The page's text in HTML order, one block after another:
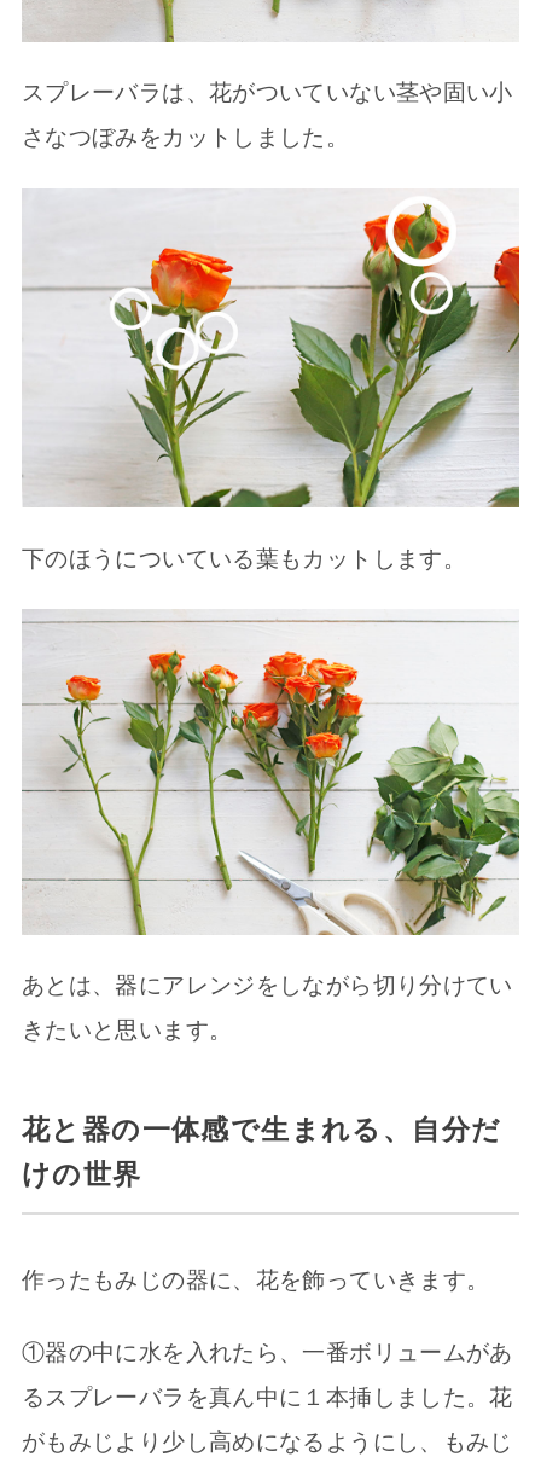
スプレーバラは、花がついていない茎や固い小
さなつぼみをカットしました。
下のほうについている葉もカットします。
あとは、器にアレンジをしながら切り分けてい
きたいと思います。
花と器の一体感で生まれる、自分だ
けの世界
作ったもみじの器に、花を飾っていきます。
①器の中に水を入れたら、一番ボリュームがあ
るスプレーバラを真ん中に１本挿しました。花
がもみじより少し高めになるようにし、もみじ